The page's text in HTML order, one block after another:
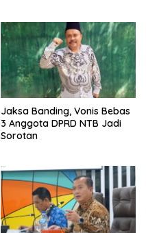
Jaksa Banding, Vonis Bebas
3 Anggota DPRD NTB Jadi
Sorotan